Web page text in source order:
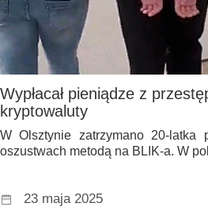
Wypłacał pieniądze z
kryptowaluty
W Olsztynie zatrzymano 20-latka
oszustwach metodą na BLIK-a. W
23 maja 2025